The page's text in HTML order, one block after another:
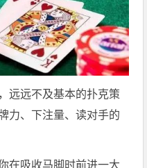
远远不及基本的扑克策
力、下注量、读对手的
在吸收马脚时前进一大